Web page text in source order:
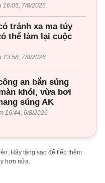
16:05, 7/8/2026
tránh xa ma túy
thể làm lại cuộc
13:58, 7/8/2026
an bắn súng
khói, vừa bơi
súng AK
16:44, 6/8/2026
Hãy tặng sao để tiếp thêm
hơn nữa.